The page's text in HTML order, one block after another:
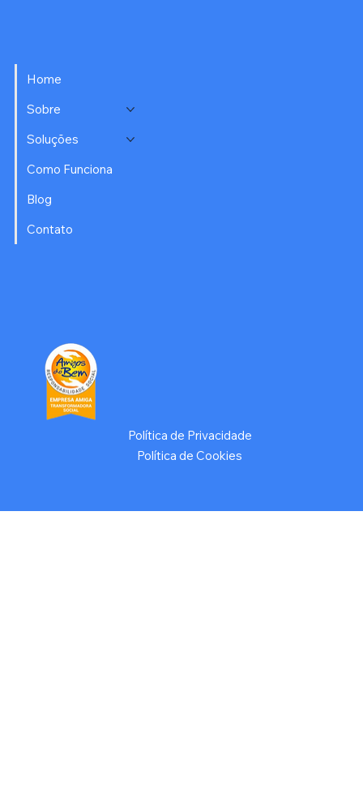
Home
Sobre
Soluções
Como Funciona
Blog
Contato
Política de Privacidade
Política de Cookies